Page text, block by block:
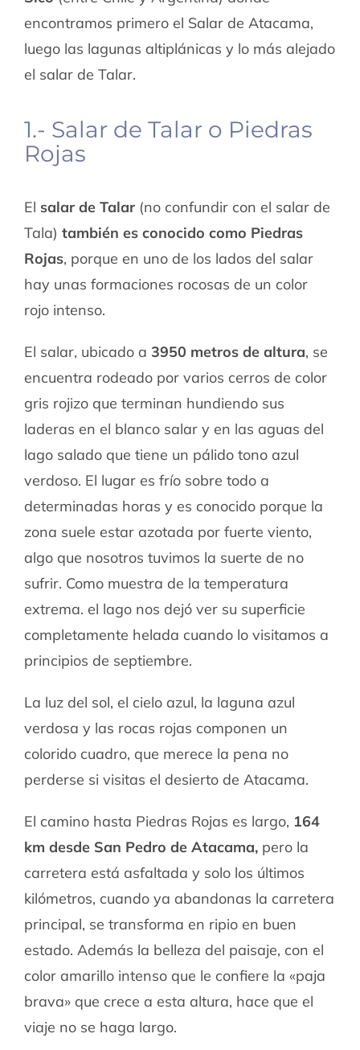
encontramos primero el Salar de Atacama,
luego las lagunas altiplánicas y lo más alejado
el salar de Talar.
1.- Salar de Talar o Piedras
Rojas
El salar de Talar(no confundir con el salar de
Tala) también es conocido como Piedras
Rojas, porque en uno de los lados del salar
hay unas formaciones rocosas de un color
rojo intenso.
El salar, ubicado a 3950 metros de altura, se
encuentra rodeado por varios cerros de color
gris rojizo que terminan hundiendo sus
laderas en el blanco salar y en las aguas del
lago salado que tiene un pálido tono azul
verdoso. El lugar es frío sobre todo a
determinadas horas y es conocido porque la
zona suele estar azotada por fuerte viento,
algo que nosotros tuvimos la suerte de no
sufrir. Como muestra de la temperatura
extrema. el lago nos dejó ver su superficie
completamente helada cuando lo visitamos a
principios de septiembre.
La luz del sol, el cielo azul, la laguna azul
verdosa y las rocas rojas componen un
colorido cuadro, que merece la pena no
perderse si visitas el desierto de Atacama.
El camino hasta Piedras Rojas es largo, 164
km desde San Pedro de Atacama,pero la
carretera está asfaltada y solo los últimos
kilómetros, cuando ya abandonas la carretera
principal, se transforma en ripio en buen
estado. Además la belleza del paisaje, con el
color amarillo intenso que le confiere la «paja
brava» que crece a esta altura, hace que el
viaje no se haga largo.